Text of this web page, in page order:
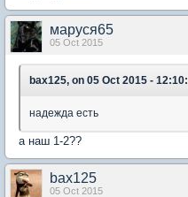
маруся65
05 Oct 2015
bax125, on 05 Oct 2015 - 12:10:
надежда есть
а наш 1-2??
bax125
05 Oct 2015